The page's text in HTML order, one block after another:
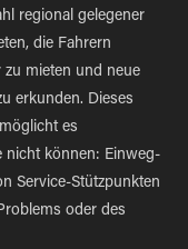
regional gelegener
die Fahrern
mieten und neue
erkunden. Dieses
es
nicht können: Einweg-
Service-Stützpunkten
oder des